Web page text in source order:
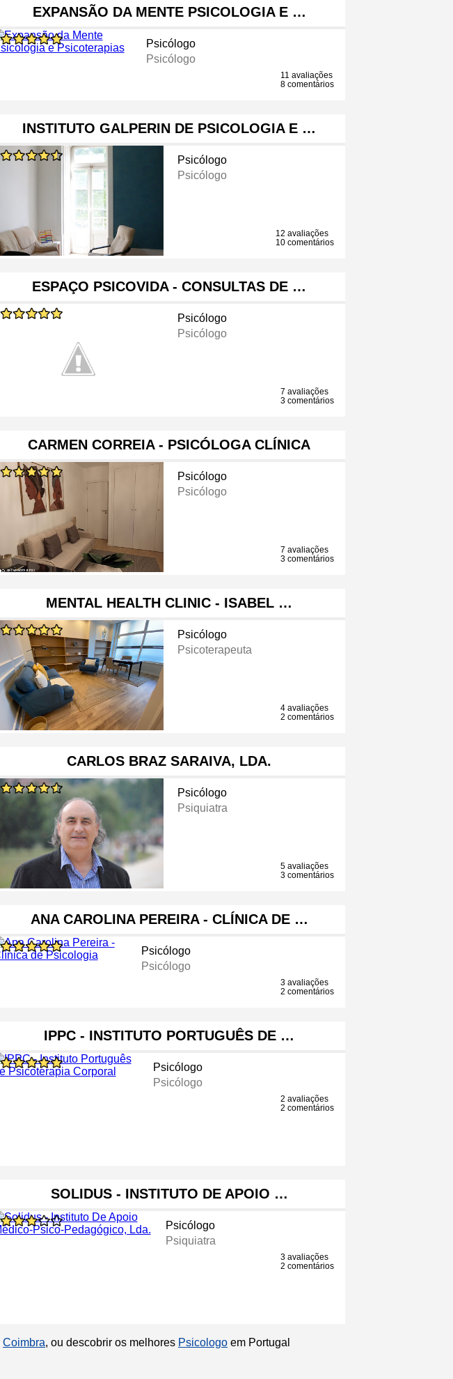
EXPANSÃO DA MENTE PSICOLOGIA E …
Psicólogo
Psicólogo
11 avaliações
8 comentários
INSTITUTO GALPERIN DE PSICOLOGIA E …
Psicólogo
Psicólogo
12 avaliações
10 comentários
ESPAÇO PSICOVIDA - CONSULTAS DE …
Psicólogo
Psicólogo
7 avaliações
3 comentários
CARMEN CORREIA - PSICÓLOGA CLÍNICA
Psicólogo
Psicólogo
7 avaliações
3 comentários
MENTAL HEALTH CLINIC - ISABEL …
Psicólogo
Psicoterapeuta
4 avaliações
2 comentários
CARLOS BRAZ SARAIVA, LDA.
Psicólogo
Psiquiatra
5 avaliações
3 comentários
ANA CAROLINA PEREIRA - CLÍNICA DE …
Psicólogo
Psicólogo
3 avaliações
2 comentários
IPPC - INSTITUTO PORTUGUÊS DE …
Psicólogo
Psicólogo
2 avaliações
2 comentários
SOLIDUS - INSTITUTO DE APOIO …
Psicólogo
Psiquiatra
3 avaliações
2 comentários
Coimbra, ou descobrir os melhores Psicologo em Portugal